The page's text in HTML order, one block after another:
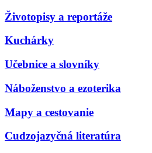
Životopisy a reportáže
Kuchárky
Učebnice a slovníky
Náboženstvo a ezoterika
Mapy a cestovanie
Cudzojazyčná literatúra